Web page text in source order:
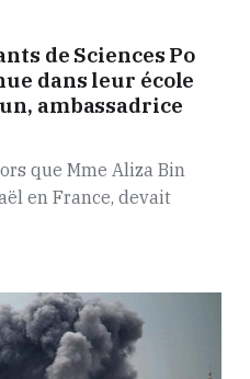
de Sciences Po
dans leur école
ambassadrice
que Mme Aliza Bin
en France, devait